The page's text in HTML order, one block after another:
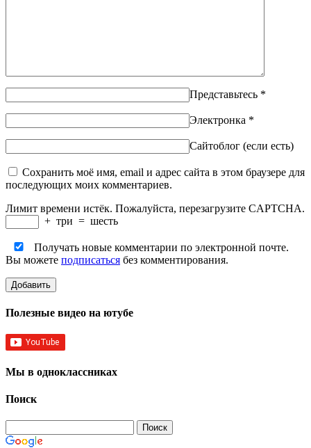
Представьтесь *
Электронка *
Сайтоблог (если есть)
Сохранить моё имя, email и адрес сайта в этом браузере для
последующих моих комментариев.
Лимит времени истёк. Пожалуйста, перезагрузите CAPTCHA.
+ три = шесть
Получать новые комментарии по электронной почте.
Вы можете подписаться без комментирования.
Полезные видео на ютубе
Мы в одноклассниках
Поиск